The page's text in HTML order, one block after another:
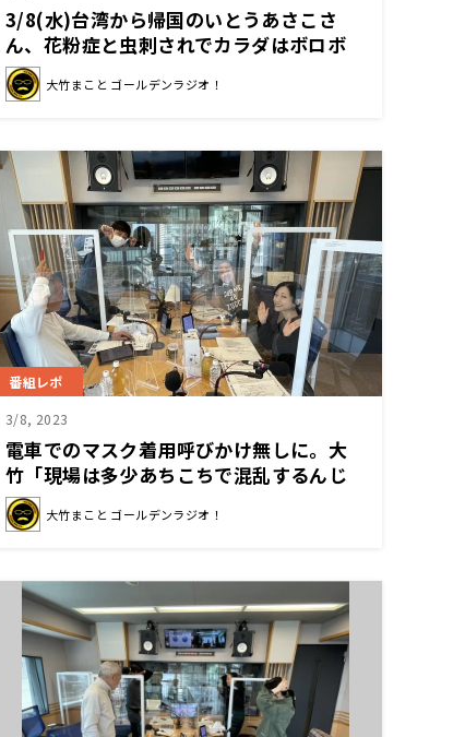
3/8(水)台湾から帰国のいとうあさこさ
ん、花粉症と虫刺されでカラダはボロボ
ロ！？それでもお仕事は頑張る！？
大竹まこと ゴールデンラジオ！
番組レポ
3/8, 2023
電車でのマスク着用呼びかけ無しに。大
竹「現場は多少あちこちで混乱するんじ
ゃないかなぁ」
大竹まこと ゴールデンラジオ！